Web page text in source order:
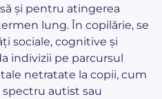
și pentru atingerea
lung. În copilărie, se
sociale, cognitive și
indivizii pe parcursul
netratate la copii, cum
spectru autist sau